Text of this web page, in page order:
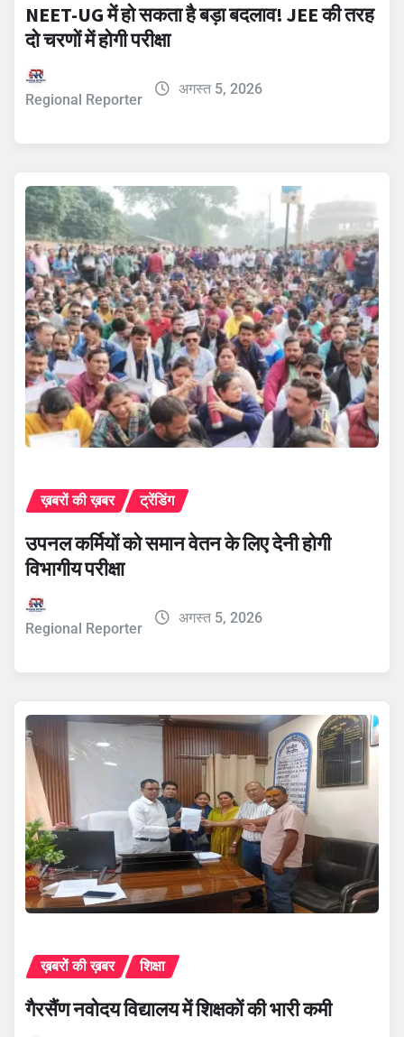
NEET-UG में हो सकता है बड़ा बदलाव! JEE की तरह
दो चरणों में होगी परीक्षा
Regional Reporter
अगस्त 5, 2026
ख़बरों की ख़बर ट्रेंडिंग
उपनल कर्मियों को समान वेतन के लिए देनी होगी
विभागीय परीक्षा
Regional Reporter
अगस्त 5, 2026
ख़बरों की ख़बर शिक्षा
गैरसैंण नवोदय विद्यालय में शिक्षकों की भारी कमी